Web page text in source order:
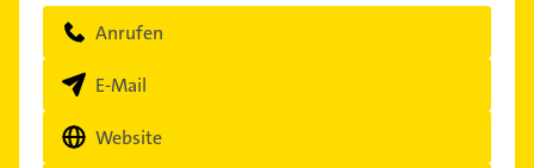
Anrufen
E-Mail
Website